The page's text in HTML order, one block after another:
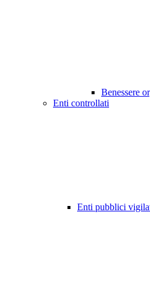
Benessere
Enti controllati
Enti pubblici